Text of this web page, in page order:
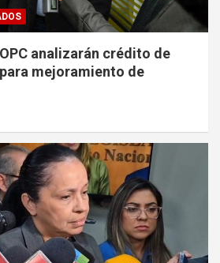
analizarán crédito de
mejoramiento de